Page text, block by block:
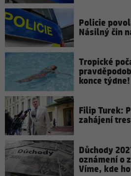
Policie
Násilný čin
Tropické
konce týdne!
Filip Turek:
zahájení
Důchody
oznámení o
Víme, kde